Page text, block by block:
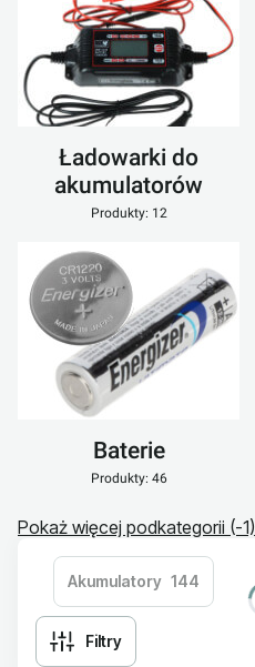
Ładowarki do
akumulatorów
Produkty: 12
Baterie
Produkty: 46
Pokaż więcej podkategorii (-1)
Akumulatory 144
Filtry